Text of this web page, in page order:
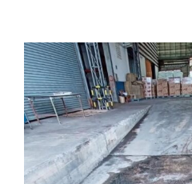
View
Larger
Image